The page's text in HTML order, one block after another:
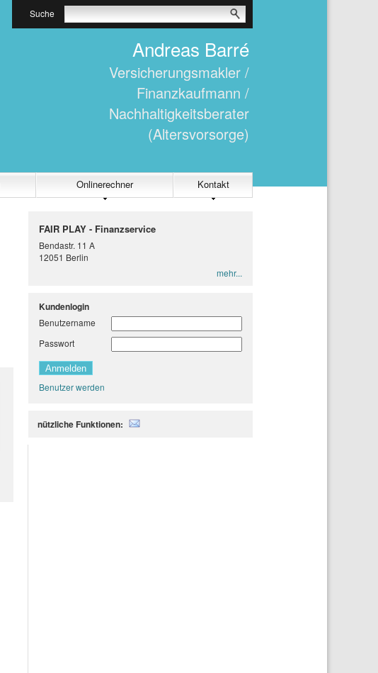
Suche
Andreas Barré
Versicherungsmakler /
Finanzkaufmann /
Nachhaltigkeitsberater
(Altersvorsorge)
Onlinerechner Kontakt
FAIR PLAY - Finanzservice
Bendastr. 11 A
12051 Berlin
mehr...
Kundenlogin
Benutzername
Passwort
Benutzer werden
nützliche Funktionen: